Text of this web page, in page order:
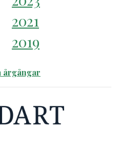
2021
2019
årgångar